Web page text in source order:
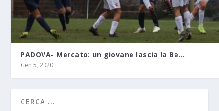
PADOVA- Mercato: un giovane lascia la Be...
Gen 5, 2020